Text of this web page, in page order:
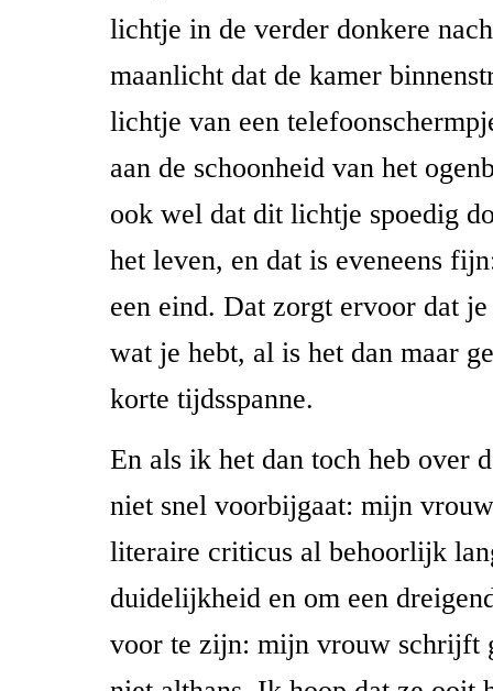
lichtje in de verder donkere
maanlicht dat de kamer
lichtje van een
aan de schoonheid van het
ook wel dat dit lichtje spoedig
het leven, en dat is eveneens
een eind. Dat zorgt ervoor dat
wat je hebt, al is het dan maar
korte tijdsspanne.
En als ik het dan toch heb over
niet snel voorbijgaat: mijn
literaire criticus al behoorlijk
duidelijkheid en om een
voor te zijn: mijn vrouw schrijft